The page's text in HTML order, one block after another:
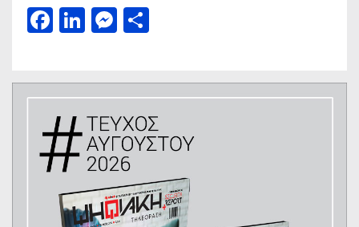
Facebook
LinkedIn
Messenger